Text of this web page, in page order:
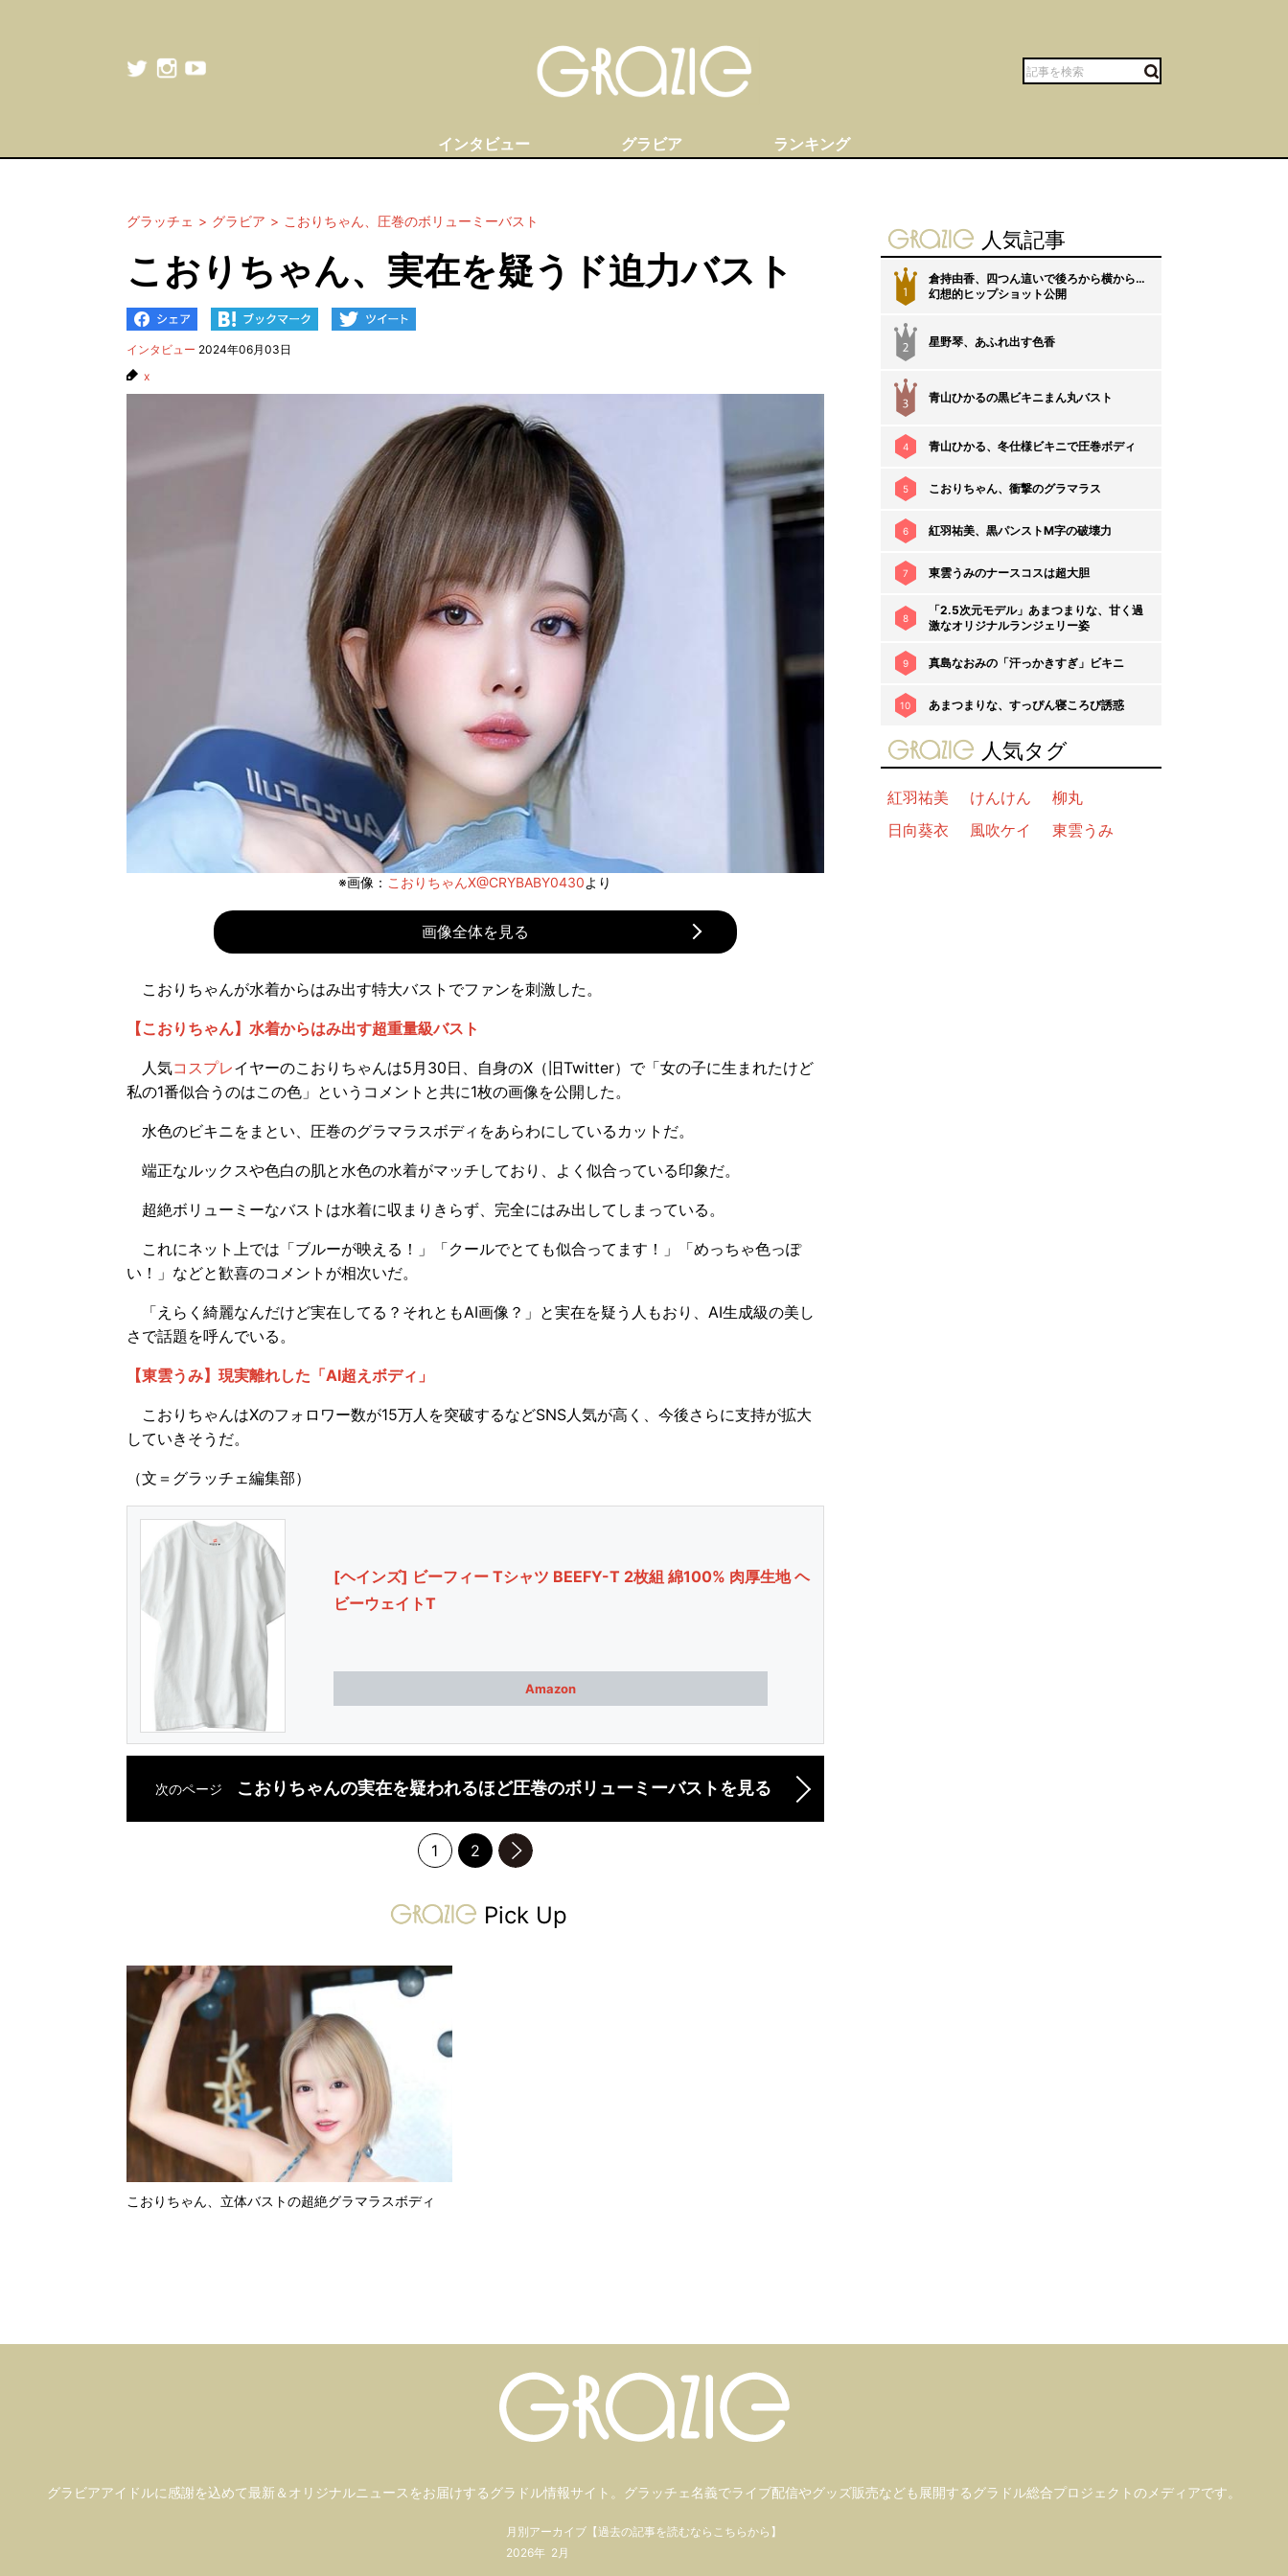
インタビュー グラビア ランキング
グラッチェ グラビア こおりちゃん、圧巻のボリューミーバスト
こおりちゃん、実在を疑うド迫力バスト
インタビュー 2024年06月03日
x
※画像： こおりちゃんX@CRYBABY0430より
画像全体を見る
こおりちゃんが水着からはみ出す特大バストでファンを刺激した。
【こおりちゃん】水着からはみ出す超重量級バスト
人気コスプレイヤーのこおりちゃんは5月30日、自身のX（旧Twitter）で「女の子に生まれたけど
私の1番似合うのはこの色」というコメントと共に1枚の画像を公開した。
水色のビキニをまとい、圧巻のグラマラスボディをあらわにしているカットだ。
端正なルックスや色白の肌と水色の水着がマッチしており、よく似合っている印象だ。
超絶ボリューミーなバストは水着に収まりきらず、完全にはみ出してしまっている。
これにネット上では「ブルーが映える！」「クールでとても似合ってます！」「めっちゃ色っぽ
い！」などと歓喜のコメントが相次いだ。
「えらく綺麗なんだけど実在してる？それともAI画像？」と実在を疑う人もおり、AI生成級の美し
さで話題を呼んでいる。
【東雲うみ】現実離れした「AI超えボディ」
こおりちゃんはXのフォロワー数が15万人を突破するなどSNS人気が高く、今後さらに支持が拡大
していきそうだ。
（文＝グラッチェ編集部）
[ヘインズ] ビーフィー Tシャツ BEEFY-T 2枚組 綿100% 肉厚生地 ヘ
ビーウェイトT
Amazon
次のページ こおりちゃんの実在を疑われるほど圧巻のボリューミーバストを見る
1 2
次のページへ
gravure-grazie
Pick Up
こおりちゃん、立体バストの超絶グラマラスボディ
gravure-grazie
人気記事
1
倉持由香、四つん這いで後ろから横から…
幻想的ヒップショット公開
星野琴、あふれ出す色香
青山ひかるの黒ビキニまん丸バスト
4 青山ひかる、冬仕様ビキニで圧巻ボディ
5 こおりちゃん、衝撃のグラマラス
6 紅羽祐美、黒パンストM字の破壊力
7 東雲うみのナースコスは超大胆
8
「2.5次元モデル」あまつまりな、甘く過
激なオリジナルランジェリー姿
9 真島なおみの「汗っかきすぎ」ビキニ
10 あまつまりな、すっぴん寝ころび誘惑
gravure-grazie
人気タグ
紅羽祐美 けんけん
柳丸
日向葵衣
風吹ケイ 東雲うみ
グラビアアイドルに感謝を込めて最新＆オリジナルニュースをお届けするグラドル情報サイト。 グラッチェ名義でライブ配信やグッズ販売なども 展開するグラドル総合プロジェクトのメディアです。
月別アーカイブ【過去の記事を読むならこちらから】
2026年 2月